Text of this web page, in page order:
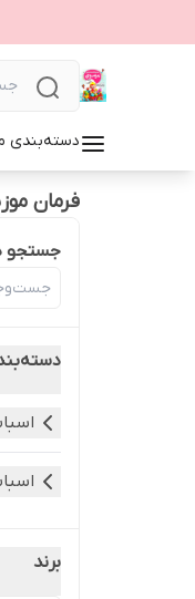
دسته‌بندی
فرمان
جستجو
برند